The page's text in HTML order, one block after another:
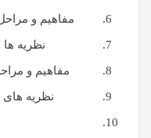
مفاهیم و
نظریه
مفاهیم و
نظریه